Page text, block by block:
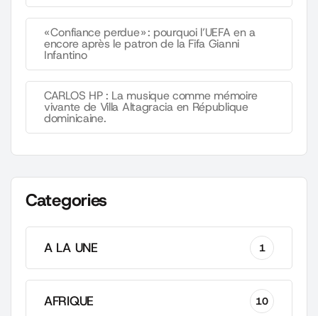
« Confiance perdue » : pourquoi l’UEFA en a
encore après le patron de la Fifa Gianni
Infantino
CARLOS HP : La musique comme mémoire
vivante de Villa Altagracia en République
dominicaine.
Categories
A LA UNE 1
AFRIQUE 10